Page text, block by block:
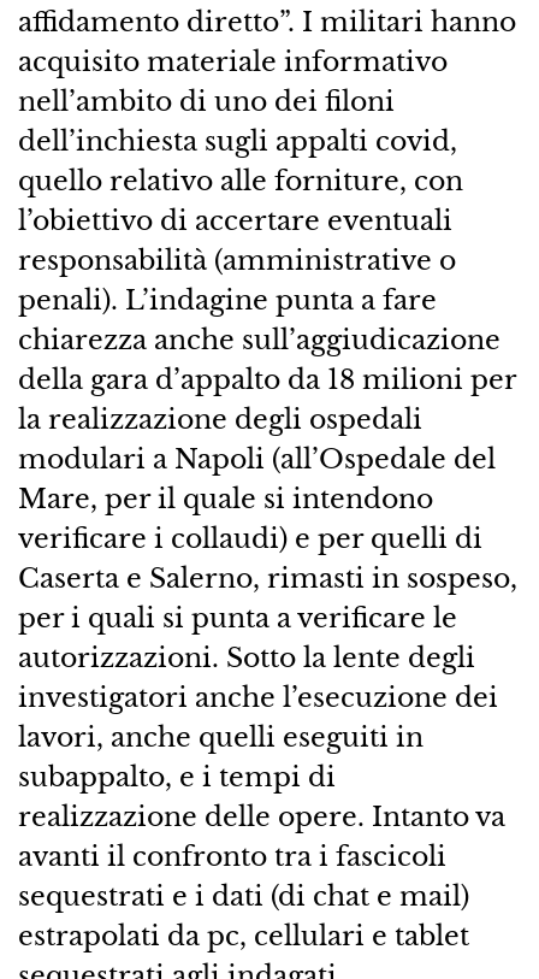
affidamento diretto”. I militari hanno
acquisito materiale informativo
nell’ambito di uno dei filoni
dell’inchiesta sugli appalti covid,
quello relativo alle forniture, con
l’obiettivo di accertare eventuali
responsabilità (amministrative o
penali). L’indagine punta a fare
chiarezza anche sull’aggiudicazione
della gara d’appalto da 18 milioni per
la realizzazione degli ospedali
modulari a Napoli (all’Ospedale del
Mare, per il quale si intendono
verificare i collaudi) e per quelli di
Caserta e Salerno, rimasti in sospeso,
per i quali si punta a verificare le
autorizzazioni. Sotto la lente degli
investigatori anche l’esecuzione dei
lavori, anche quelli eseguiti in
subappalto, e i tempi di
realizzazione delle opere. Intanto va
avanti il confronto tra i fascicoli
sequestrati e i dati (di chat e mail)
estrapolati da pc, cellulari e tablet